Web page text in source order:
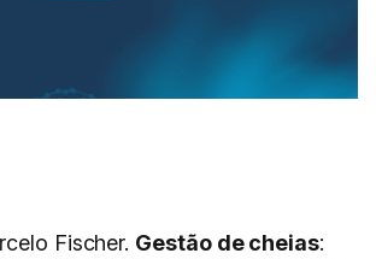
Fischer. Gestão de cheias: